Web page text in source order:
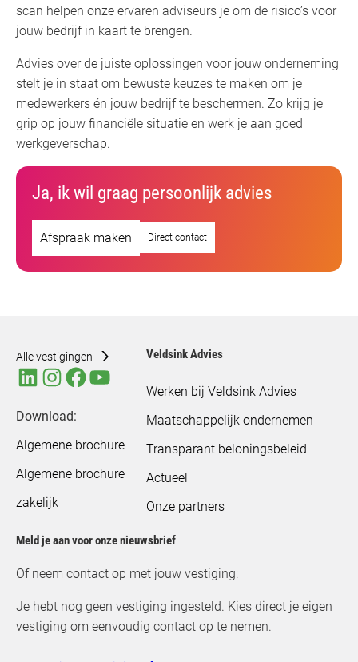
scan helpen onze ervaren adviseurs je om de risico’s voor
jouw bedrijf in kaart te brengen.
Advies over de juiste oplossingen voor jouw onderneming
stelt je in staat om bewuste keuzes te maken om je
medewerkers én jouw bedrijf te beschermen. Zo krijg je
grip op jouw financiële situatie en werk je aan goed
werkgeverschap.
Ja, ik wil graag persoonlijk advies
Afspraak maken Direct contact
Alle vestigingen
Download:
Algemene brochure
Algemene brochure
zakelijk
Veldsink Advies
Werken bij Veldsink Advies
Maatschappelijk ondernemen
Transparant beloningsbeleid
Actueel
Onze partners
Meld je aan voor onze nieuwsbrief
Of neem contact op met jouw vestiging:
Je hebt nog geen vestiging ingesteld. Kies direct je eigen
vestiging om eenvoudig contact op te nemen.